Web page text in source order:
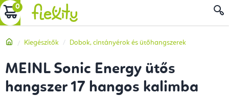
Ugrás
a
tartalomhoz
KOSÁR
Kezdőlap
Kiegészítők Dobok, cintányérok és ütőhangszerek
MEINL Sonic Energy ütős
hangszer 17 hangos kalimba